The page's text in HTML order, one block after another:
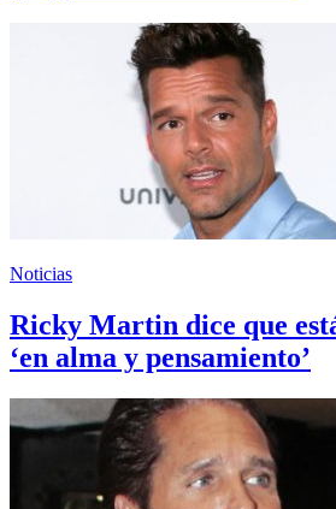
Noticias
Ricky Martin dice que
‘en alma y pensamiento’